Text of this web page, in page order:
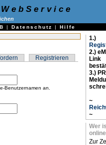
| Datenschutz | Hilfe
Registrieren
Benutzernamen an.
1.)
2.)
Link
3.)
~
~
Wer
online
Zur